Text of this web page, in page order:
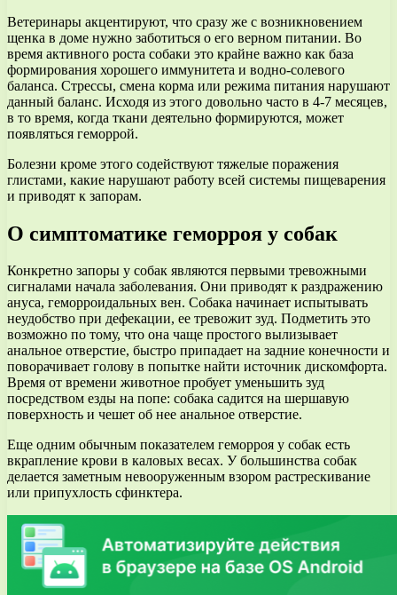
Ветеринары акцентируют, что сразу же с возникновением
щенка в доме нужно заботиться о его верном питании. Во
время активного роста собаки это крайне важно как база
формирования хорошего иммунитета и водно-солевого
баланса. Стрессы, смена корма или режима питания нарушают
данный баланс. Исходя из этого довольно часто в 4-7 месяцев,
в то время, когда ткани деятельно формируются, может
появляться геморрой.
Болезни кроме этого содействуют тяжелые поражения
глистами, какие нарушают работу всей системы пищеварения
и приводят к запорам.
О симптоматике геморроя у собак
Конкретно запоры у собак являются первыми тревожными
сигналами начала заболевания. Они приводят к раздражению
ануса, геморроидальных вен. Собака начинает испытывать
неудобство при дефекации, ее тревожит зуд. Подметить это
возможно по тому, что она чаще простого вылизывает
анальное отверстие, быстро припадает на задние конечности и
поворачивает голову в попытке найти источник дискомфорта.
Время от времени животное пробует уменьшить зуд
посредством езды на попе: собака садится на шершавую
поверхность и чешет об нее анальное отверстие.
Еще одним обычным показателем геморроя у собак есть
вкрапление крови в каловых весах. У большинства собак
делается заметным невооруженным взором растрескивание
или припухлость сфинктера.